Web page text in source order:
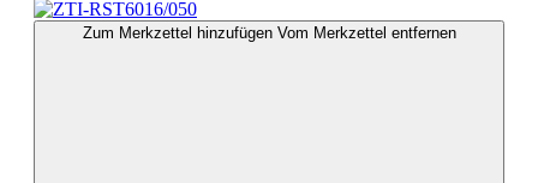
Zum Merkzettel hinzufügen Vom Merkzettel entfernen